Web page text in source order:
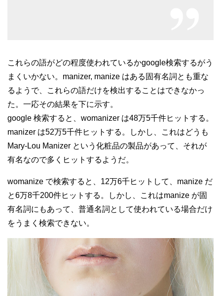
これらの語がどの程度使われているかgoogle検索するがう
まくいかない。manizer, manize はある固有名詞とも重な
るようで、これらの語だけを検出することはできなかっ
た。一応その結果を下に示す。
google 検索すると、womanizer は48万5千件ヒットする。
manizer は52万5千件ヒットする。しかし、これはどうも
Mary-Lou Manizer という化粧品の製品があって、それが
有名なので多くヒットするようだ。
womanize で検索すると、12万6千ヒットして、manize だ
と6万8千200件ヒットする。しかし、これはmanize が固
有名詞にもあって、普通名詞として使われている場合だけ
をうまく検索できない。